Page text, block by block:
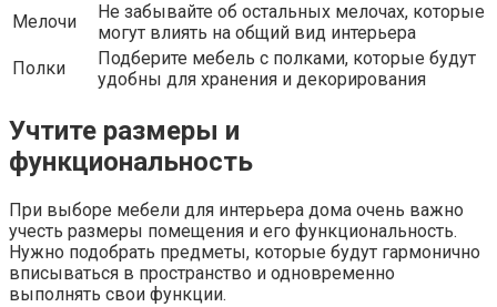
Мелочи
Не забывайте об остальных мелочах, которые
могут влиять на общий вид интерьера
Полки
Подберите мебель с полками, которые будут
удобны для хранения и декорирования
Учтите размеры и
функциональность
При выборе мебели для интерьера дома очень важно
учесть размеры помещения и его функциональность.
Нужно подобрать предметы, которые будут гармонично
вписываться в пространство и одновременно
выполнять свои функции.